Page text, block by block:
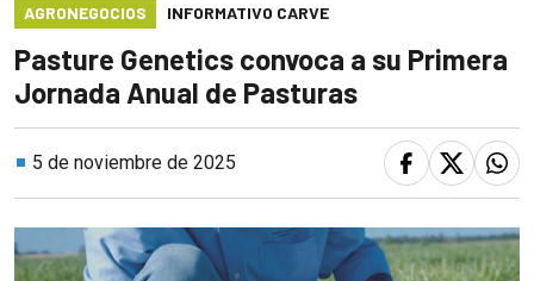
AGRONEGOCIOS INFORMATIVO CARVE
Pasture Genetics convoca a su Primera
Jornada Anual de Pasturas
5 de noviembre de 2025